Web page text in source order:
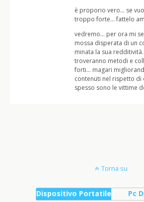
è proporio vero… se
troppo forte… fattelo
vedremo… per ora mi
mossa disperata di un
minata la sua
troveranno metodi e
forti… magari
contenuti nel rispetto
spesso sono le vittime
Torna su
Dispositivo Portatile Pc